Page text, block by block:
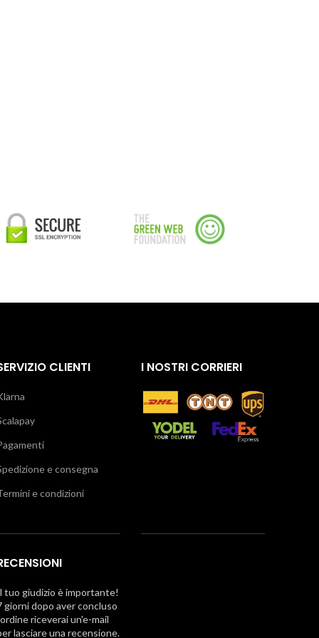
CLIENTI
e consegna
e condizioni
tuo giudizio è importante!
giorni dopo aver concluso
riceverai un'e-mail
lasciare una recensione.
I NOSTRI CORRIERI